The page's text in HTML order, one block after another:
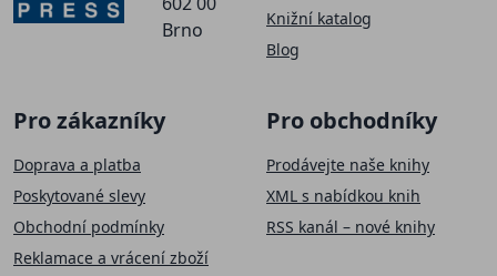
Brno
Knižní katalog
Blog
Pro zákazníky
Doprava a platba
Poskytované slevy
Obchodní podmínky
Reklamace a vrácení zboží
Pro obchodníky
Prodávejte naše knihy
XML s nabídkou knih
RSS kanál – nové knihy